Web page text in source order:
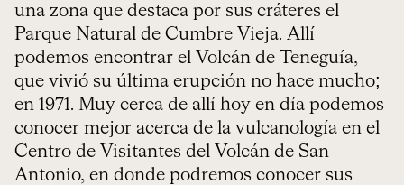
una zona que destaca por sus cráteres el
Parque Natural de Cumbre Vieja. Allí
podemos encontrar el Volcán de Teneguía,
que vivió su última erupción no hace mucho;
en 1971. Muy cerca de allí hoy en día podemos
conocer mejor acerca de la vulcanología en el
Centro de Visitantes del Volcán de San
Antonio, en donde podremos conocer sus